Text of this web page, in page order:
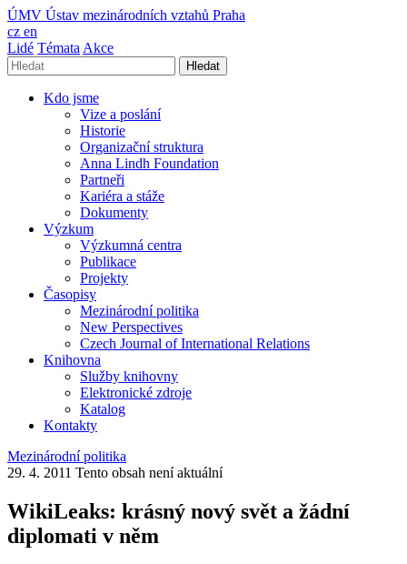
ÚMV Ústav mezinárodních vztahů Praha
cz en
Lidé Témata Akce
Hledat
Kdo jsme
Vize a poslání
Historie
Organizační struktura
Anna Lindh Foundation
Partneři
Kariéra a stáže
Dokumenty
Výzkum
Výzkumná centra
Publikace
Projekty
Časopisy
Mezinárodní politika
New Perspectives
Czech Journal of International Relations
Knihovna
Služby knihovny
Elektronické zdroje
Katalog
Kontakty
Mezinárodní politika
29. 4. 2011 Tento obsah není aktuální
WikiLeaks: krásný nový svět a žádní
diplomati v něm